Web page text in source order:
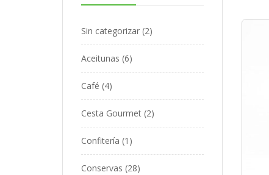
Sin categorizar 2
Aceitunas 6
Café 4
Cesta Gourmet 2
Confitería 1
Conservas 28